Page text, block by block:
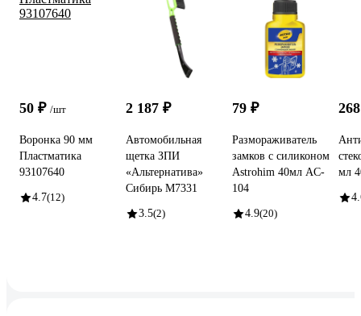
50 ₽ /шт
Воронка 90 мм
Пластматика
93107640
4.7(12)
2 187 ₽
Автомобильная
щетка ЗПИ
«Альтернатива»
Сибирь М7331
3.5(2)
79 ₽
Размораживатель
замков с силиконом
Astrohim 40мл AC-
104
4.9(20)
мл